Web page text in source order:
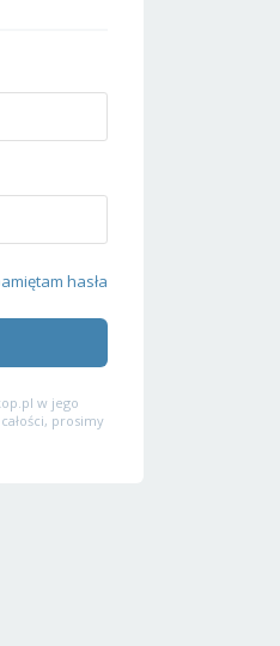
hasła
w jego
prosimy